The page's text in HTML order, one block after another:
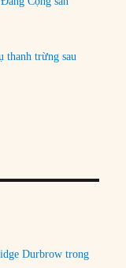
thanh trừng sau
Durbrow trong